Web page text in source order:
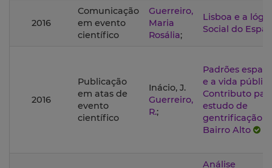
2016
Comunicação
em evento
científico
Guerreiro,
Maria
Rosália;
Lisboa e a
Social do
2016
Publicação
em atas de
evento
científico
Inácio, J.
Guerreiro,
R.;
Padrões
e a vida
Contributo
estudo de
gentrificação
Bairro Alto
Análise